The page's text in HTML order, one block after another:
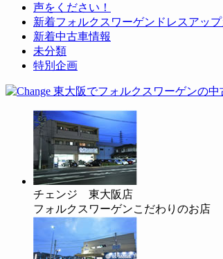
声をください！
新着フォルクスワーゲンドレスアッ
新着中古車情報
未分類
特別企画
チェンジ 東大阪店
フォルクスワーゲンこだわりのお店